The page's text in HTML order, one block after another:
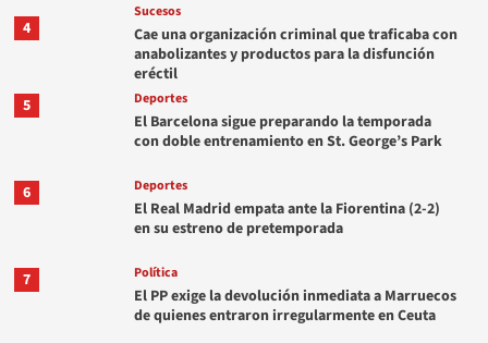
4
Sucesos
Cae una organización criminal que traficaba con
anabolizantes y productos para la disfunción
eréctil
5
Deportes
El Barcelona sigue preparando la temporada
con doble entrenamiento en St. George’s Park
6 Deportes
El Real Madrid empata ante la Fiorentina (2-2)
en su estreno de pretemporada
7 Política
El PP exige la devolución inmediata a Marruecos
de quienes entraron irregularmente en Ceuta